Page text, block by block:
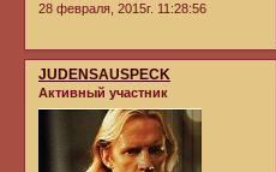
28 февраля, 2015г. 11:28:56
JUDENSAUSPECK
Активный участник